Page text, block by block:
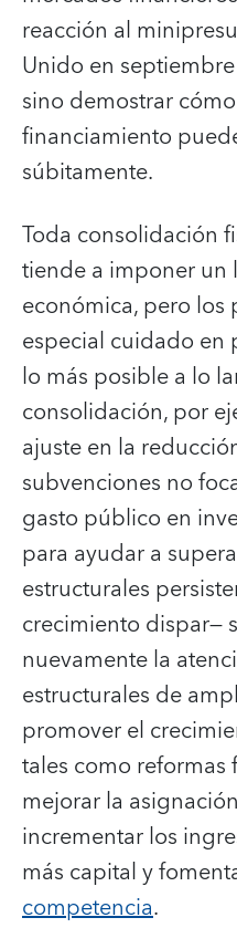
reacción al
Unido en
sino demostrar
financiamiento
súbitamente.
Toda consolidación
tiende a imponer un
económica, pero
especial cuidado en
lo más posible a lo
consolidación, por
ajuste en la
subvenciones no
gasto público en
para ayudar a
estructurales
crecimiento dispar—
nuevamente la
estructurales de
promover el
tales como reformas
mejorar la
incrementar los
más capital y
competencia.